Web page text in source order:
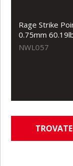
Rage Strike
0.75mm
NWL057